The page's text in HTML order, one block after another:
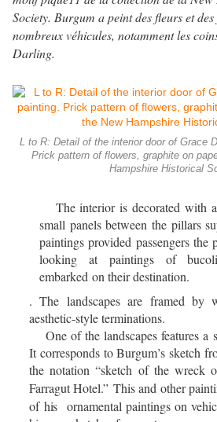
Society. Burgum a peint des fleurs et
nombreux véhicules, notamment les
Darling.
L to R: Detail of the interior door of Grace
Prick pattern of flowers, graphite on
Hampshire Historical
The interior is decorated with
small panels between the pillars
paintings provided passengers the
looking at paintings of
embarked on their destination.
. The landscapes are framed by
aesthetic-style terminations.
One of the landscapes features a
It corresponds to Burgum’s sketch
the notation “sketch of the wreck
Farragut Hotel.” This and other
ofhis ornamental paintings on